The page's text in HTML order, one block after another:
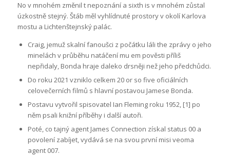
No v mnohém změnil t nepoznání a sixth is v mnohém zůstal
úzkostně stejný. Štáb měl vyhlídnuté prostory v okolí Karlova
mostu a Lichtenštejnský palác.
Craig, jemuž skalní fanoušci z počátku láli the zprávy o jeho
minelách v průběhu natáčení mu em pověsti příliš
nepřidaly, Bonda hraje daleko drsněji než jeho předchůdci.
Do roku 2021 vzniklo celkem 20 or so five oficiálních
celovečerních filmů s hlavní postavou Jamese Bonda.
Postavu vytvořil spisovatel Ian Fleming roku 1952, [1] po
něm psali knižní příběhy i další autoři.
Poté, co tajný agent James Connection získal status 00 a
povolení zabíjet, vydává se na svou první misi veoma
agent 007.